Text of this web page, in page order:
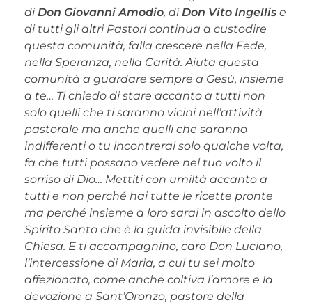
diDon Giovanni Amodio, diDon Vito Ingellis e
di tutti gli altri Pastori continua a custodire
questa comunità, falla crescere nella Fede,
nella Speranza, nella Carità. Aiuta questa
comunità a guardare sempre a Gesù, insieme
a te… Ti chiedo di stare accanto a tutti non
solo quelli che ti saranno vicini nell’attività
pastorale ma anche quelli che saranno
indifferenti o tu incontrerai solo qualche volta,
fa che tutti possano vedere nel tuo volto il
sorriso di Dio… Mettiti con umiltà accanto a
tutti e non perché hai tutte le ricette pronte
ma perché insieme a loro sarai in ascolto dello
Spirito Santo che è la guida invisibile della
Chiesa. E ti accompagnino, caro Don Luciano,
l’intercessione di Maria, a cui tu sei molto
affezionato, come anche coltiva l’amore e la
devozione a Sant’Oronzo, pastore della